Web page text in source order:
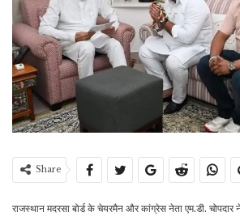
Share
राजस्थान मदरसा बोर्ड के चेयरमैन और कांग्रेस नेता एम.डी.